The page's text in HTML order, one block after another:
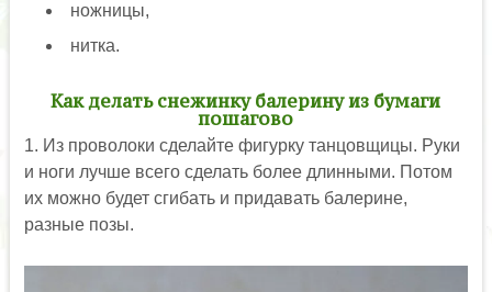
ножницы,
нитка.
Как делать снежинку балерину из бумаги
пошагово
1. Из проволоки сделайте фигурку танцовщицы. Руки
и ноги лучше всего сделать более длинными. Потом
их можно будет сгибать и придавать балерине,
разные позы.